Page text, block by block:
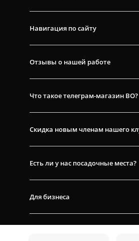
Навигация по сайту
Отзывы о нашей работе
Что такое телеграм-магазин ВО?
Скидка новым членам нашего
Есть ли у нас посадочные места?
Для бизнеса